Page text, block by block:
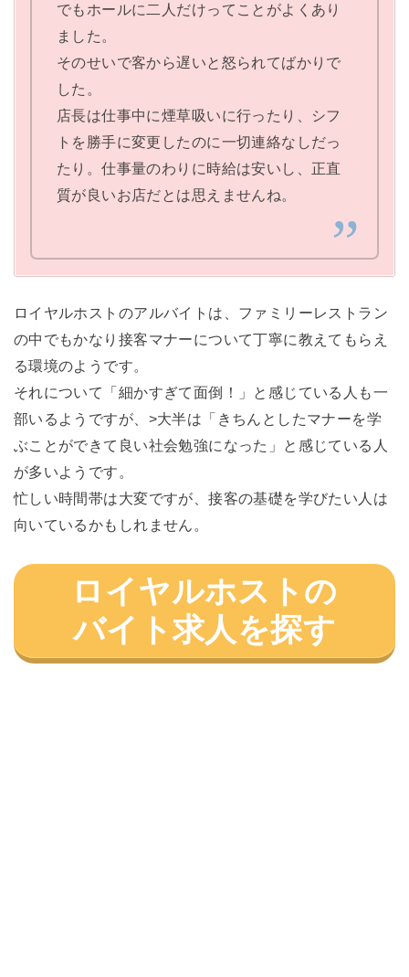
でもホールに二人だけってことがよくあり
ました。
そのせいで客から遅いと怒られてばかりで
した。
店長は仕事中に煙草吸いに行ったり、シフ
トを勝手に変更したのに一切連絡なしだっ
たり。仕事量のわりに時給は安いし、正直
質が良いお店だとは思えませんね。
ロイヤルホストのアルバイトは、ファミリーレストラン
の中でもかなり接客マナーについて丁寧に教えてもらえ
る環境のようです。
それについて「細かすぎて面倒！」と感じている人も一
部いるようですが、>大半は「きちんとしたマナーを学
ぶことができて良い社会勉強になった」と感じている人
が多いようです。
忙しい時間帯は大変ですが、接客の基礎を学びたい人は
向いているかもしれません。
ロイヤルホストの
バイト求人を探す